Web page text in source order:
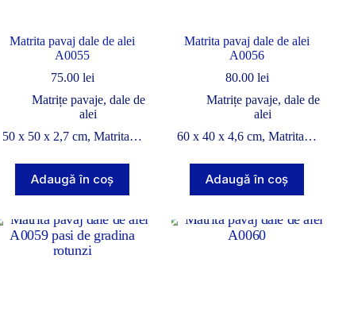
Matrita pavaj dale de alei
A0055
75.00 lei
Matrițe pavaje, dale de
alei
50 x 50 x 2,7 cm, Matrita…
Adaugă în coș
Matrita pavaj dale de alei
A0056
80.00 lei
Matrițe pavaje, dale de
alei
60 x 40 x 4,6 cm, Matrita…
Adaugă în coș